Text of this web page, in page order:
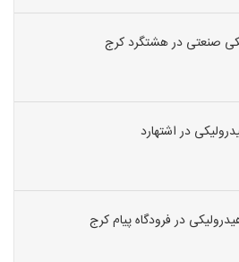
صنعتی در هشتگرد کرج
در اشتهارد
در فرودگاه پیام کرج